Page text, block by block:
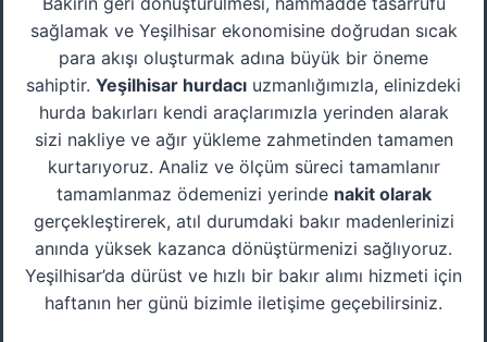
sağlamak ve Yeşilhisar ekonomisine doğrudan sıcak
para akışı oluşturmak adına büyük bir öneme
sahiptir. Yeşilhisar hurdacı uzmanlığımızla, elinizdeki
hurda bakırları kendi araçlarımızla yerinden alarak
sizi nakliye ve ağır yükleme zahmetinden tamamen
kurtarıyoruz. Analiz ve ölçüm süreci tamamlanır
tamamlanmaz ödemenizi yerinde nakit olarak
gerçekleştirerek, atıl durumdaki bakır madenlerinizi
anında yüksek kazanca dönüştürmenizi sağlıyoruz.
Yeşilhisar’da dürüst ve hızlı bir bakır alımı hizmeti için
haftanın her günü bizimle iletişime geçebilirsiniz.